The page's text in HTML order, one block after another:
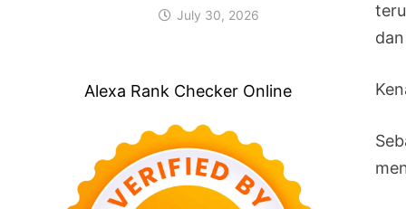
July 30, 2026
Alexa Rank Checker Online